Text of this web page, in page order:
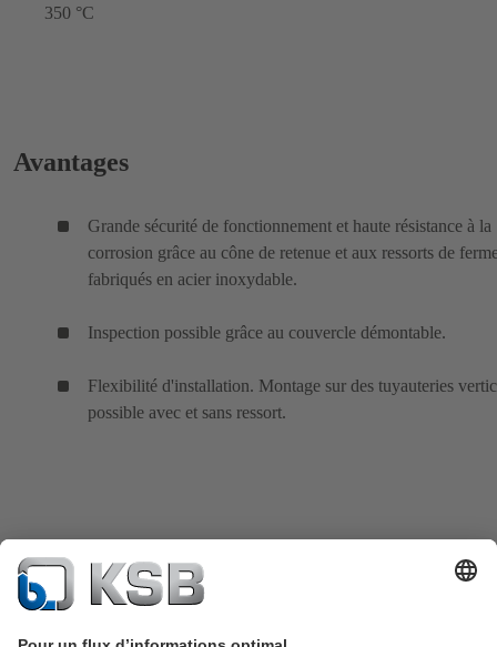
350 °C
Avantages
Grande sécurité de fonctionnement et haute résistance à la
corrosion grâce au cône de retenue et aux ressorts de
fabriqués en acier inoxydable.
Inspection possible grâce au couvercle démontable.
Flexibilité d'installation. Montage sur des tuyauteries
possible avec et sans ressort.